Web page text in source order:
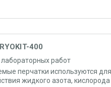
400
работ
перчатки используются
жидкого азота,